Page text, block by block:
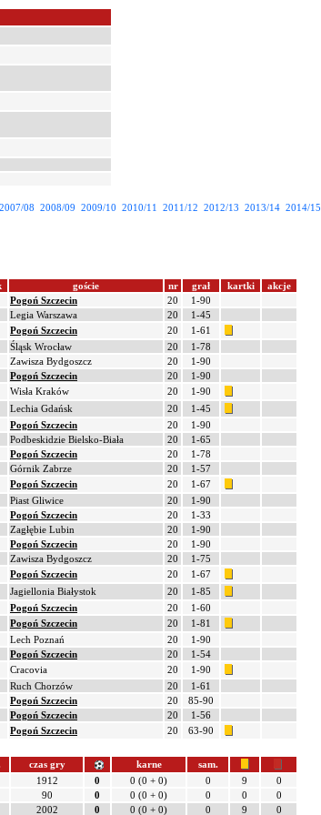
2007/08 2008/09 2009/10 2010/11 2011/12 2012/13 2013/14 2014/15
goście nr grał kartki
akcje
Pogoń Szczecin 20
1-90
Legia Warszawa 20
1-45
Pogoń Szczecin 20
1-61
Śląsk Wrocław 20
1-78
Zawisza Bydgoszcz 20
1-90
Pogoń Szczecin 20
1-90
Wisła Kraków 20
1-90
Lechia Gdańsk 20
1-45
Pogoń Szczecin 20
1-90
Podbeskidzie Bielsko-Biała 20
1-65
Pogoń Szczecin 20
1-78
Górnik Zabrze 20
1-57
Pogoń Szczecin 20
1-67
Piast Gliwice 20
1-90
Pogoń Szczecin 20
1-33
Zagłębie Lubin 20
1-90
Pogoń Szczecin 20
1-90
Zawisza Bydgoszcz 20
1-75
Pogoń Szczecin 20
1-67
Jagiellonia Białystok 20
1-85
Pogoń Szczecin 20
1-60
Pogoń Szczecin 20
1-81
Lech Poznań 20
1-90
Pogoń Szczecin 20
1-54
Cracovia 20
1-90
Ruch Chorzów 20
1-61
Pogoń Szczecin 20
85-90
Pogoń Szczecin 20
1-56
Pogoń Szczecin 20 63-90
czas gry karne
sam.
1912 0 0 (0 + 0) 0 9
0
90 0 0 (0 + 0) 0 0
0
2002 0 0 (0 + 0) 0 9 0